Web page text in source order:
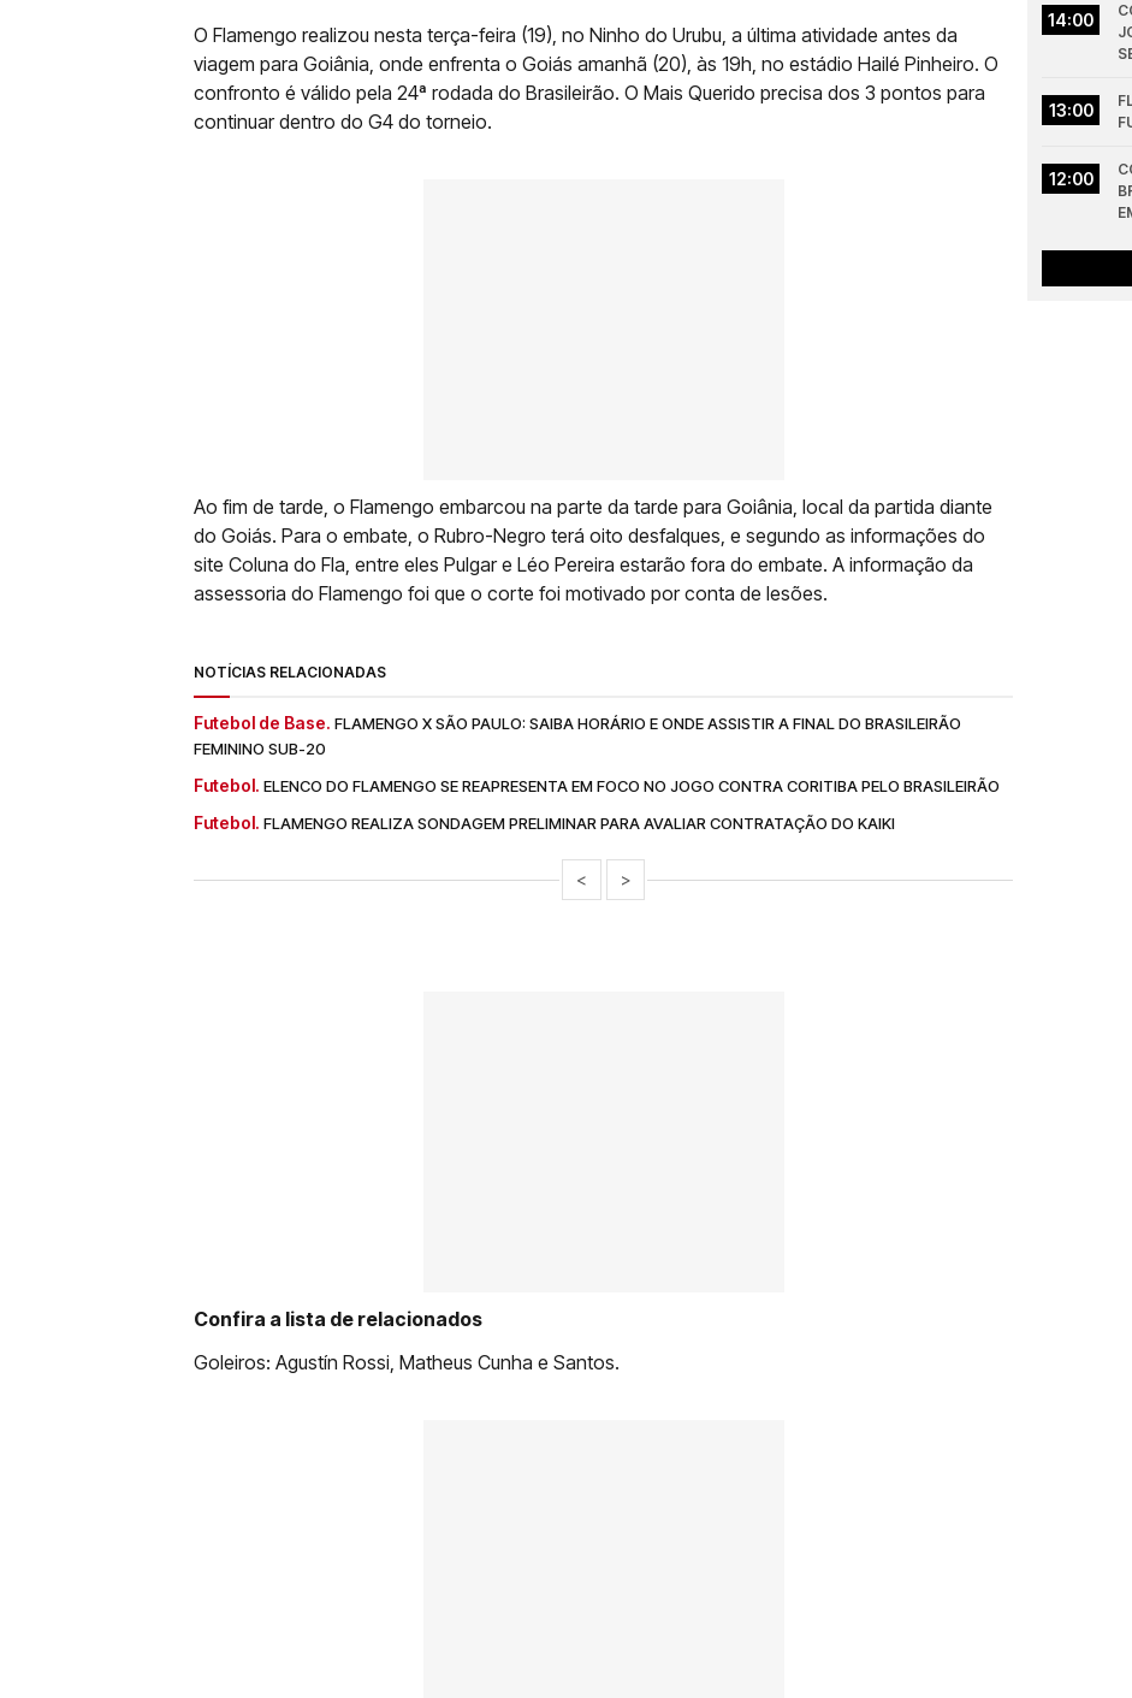
O Flamengo realizou nesta terça-feira (19), no Ninho do Urubu, a última atividade antes da
viagem para Goiânia, onde enfrenta o Goiás amanhã (20), às 19h, no estádio Hailé Pinheiro. O
confronto é válido pela 24ª rodada do Brasileirão. O Mais Querido precisa dos 3 pontos para
continuar dentro do G4 do torneio.
Ao fim de tarde, o Flamengo embarcou na parte da tarde para Goiânia, local da partida diante
do Goiás. Para o embate, o Rubro-Negro terá oito desfalques, e segundo as informações do
site Coluna do Fla, entre eles Pulgar e Léo Pereira estarão fora do embate. A informação da
assessoria do Flamengo foi que o corte foi motivado por conta de lesões.
NOTÍCIAS RELACIONADAS
Futebol de Base. FLAMENGO X SÃO PAULO: SAIBA HORÁRIO E ONDE ASSISTIR A FINAL DO BRASILEIRÃO
FEMININO SUB-20
Futebol. ELENCO DO FLAMENGO SE REAPRESENTA EM FOCO NO JOGO CONTRA CORITIBA PELO BRASILEIRÃO
Futebol. FLAMENGO REALIZA SONDAGEM PRELIMINAR PARA AVALIAR CONTRATAÇÃO DO KAIKI
< >
Confira a lista de relacionados
Goleiros: Agustín Rossi, Matheus Cunha e Santos.
14:00
13:00
12:00